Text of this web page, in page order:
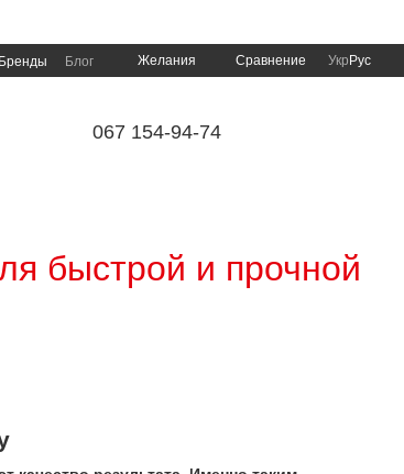
Бренды
Блог
Желания Сравнение Укр Рус
067 154-94-74
быстрой и прочной